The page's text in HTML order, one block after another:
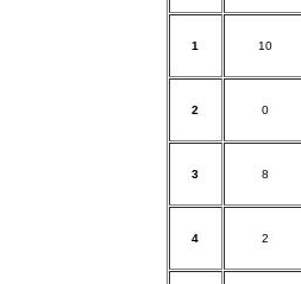
1 10
2 0
3 8
4 2